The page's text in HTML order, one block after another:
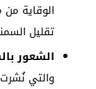
الوقاية
تقليل
الشعور
والتي